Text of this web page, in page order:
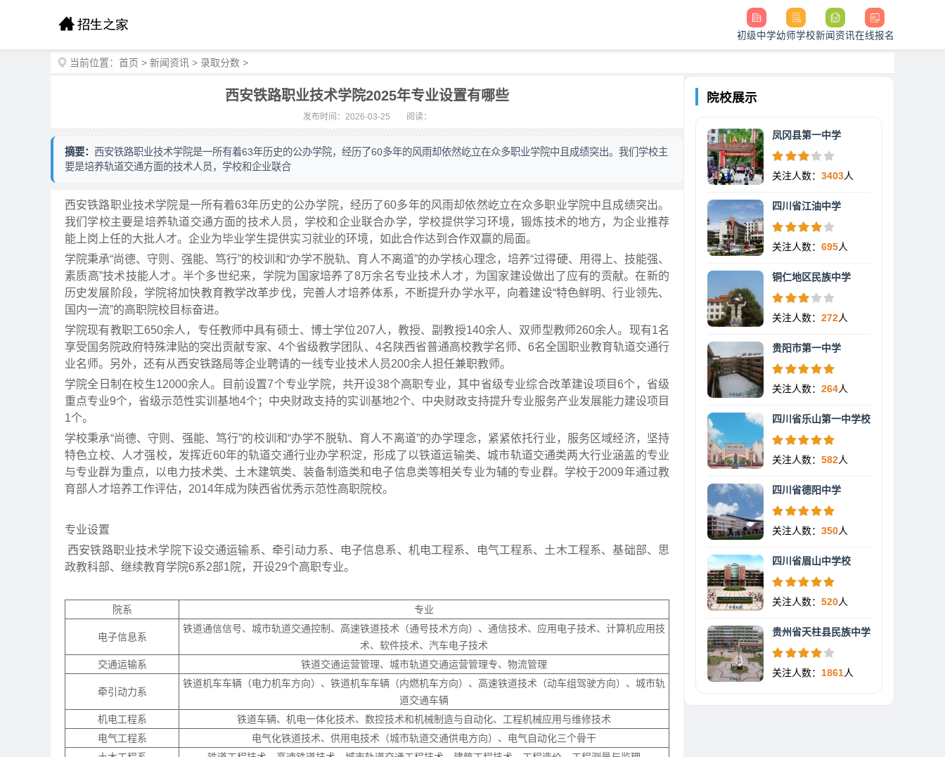
初级中学幼师学校新闻资讯在线报名
当前位置： 首页 > 新闻资讯 > 录取分数 >
西安铁路职业技术学院2025年专业设置有哪些
发布时间：2026-03-25 阅读：
摘要： 西安铁路职业技术学院是一所有着63年历史的公办学院，经历了60多年的风雨却依然屹立在众多职业学院中且成绩突出。我们学校主
要是培养轨道交通方面的技术人员，学校和企业联合
西安铁路职业技术学院是一所有着63年历史的公办学院，经历了60多年的风雨却依然屹立在众多职业学院中且成绩突出。
我们学校主要是培养轨道交通方面的技术人员，学校和企业联合办学，学校提供学习环境，锻炼技术的地方，为企业推荐
能上岗上任的大批人才。企业为毕业学生提供实习就业的环境，如此合作达到合作双赢的局面。
学院秉承“尚德、守则、强能、笃行”的校训和“办学不脱轨、育人不离道”的办学核心理念，培养“过得硬、用得上、技能强、
素质高”技术技能人才。半个多世纪来，学院为国家培养了8万余名专业技术人才，为国家建设做出了应有的贡献。在新的
历史发展阶段，学院将加快教育教学改革步伐，完善人才培养体系，不断提升办学水平，向着建设“特色鲜明、行业领先、
国内一流”的高职院校目标奋进。
学院现有教职工650余人，专任教师中具有硕士、博士学位207人，教授、副教授140余人、双师型教师260余人。现有1名
享受国务院政府特殊津贴的突出贡献专家、4个省级教学团队、4名陕西省普通高校教学名师、6名全国职业教育轨道交通行
业名师。另外，还有从西安铁路局等企业聘请的一线专业技术人员200余人担任兼职教师。
学院全日制在校生12000余人。目前设置7个专业学院，共开设38个高职专业，其中省级专业综合改革建设项目6个，省级
重点专业9个，省级示范性实训基地4个；中央财政支持的实训基地2个、中央财政支持提升专业服务产业发展能力建设项目
1个。
学校秉承“尚德、守则、强能、笃行”的校训和“办学不脱轨、育人不离道”的办学理念，紧紧依托行业，服务区域经济，坚持
特色立校、人才强校，发挥近60年的轨道交通行业办学积淀，形成了以铁道运输类、城市轨道交通类两大行业涵盖的专业
与专业群为重点，以电力技术类、土木建筑类、装备制造类和电子信息类等相关专业为辅的专业群。学校于2009年通过教
育部人才培养工作评估，2014年成为陕西省优秀示范性高职院校。
专业设置
西安铁路职业技术学院下设交通运输系、牵引动力系、电子信息系、机电工程系、电气工程系、土木工程系、基础部、思
政教科部、继续教育学院6系2部1院，开设29个高职专业。
院系 专业
电子信息系
铁道通信信号、城市轨道交通控制、高速铁道技术（通号技术方向）、通信技术、应用电子技术、计算机应用技
术、软件技术、汽车电子技术
交通运输系
铁道交通运营管理、城市轨道交通运营管理专、物流管理
牵引动力系
铁道机车车辆（电力机车方向）、铁道机车车辆（内燃机车方向）、高速铁道技术（动车组驾驶方向）、城市轨
道交通车辆
机电工程系
铁道车辆、机电一体化技术、数控技术和机械制造与自动化、工程机械应用与维修技术
电气工程系
电气化铁道技术、供用电技术（城市轨道交通供电方向）、电气自动化三个骨干
院校展示
凤冈县第一中学
关注人数： 3403人
四川省江油中学
关注人数： 695人
铜仁地区民族中学
关注人数： 272人
贵阳市第一中学
关注人数： 264人
四川省乐山第一中学校
关注人数： 582人
四川省德阳中学
关注人数： 350人
四川省眉山中学校
关注人数： 520人
贵州省天柱县民族中学
关注人数： 1861人